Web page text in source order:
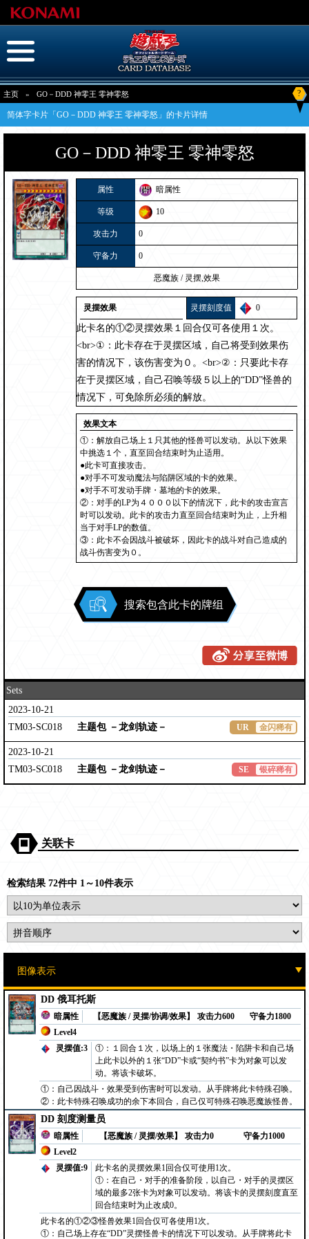
主页 » GO－DDD 神零王 零神零怒 ?
简体字卡片「GO－DDD 神零王 零神零怒」的卡片详情
GO－DDD 神零王 零神零怒
属性 暗属性
等级 10
攻击力 0
守备力 0
恶魔族 / 灵摆,效果
灵摆效果 灵摆刻度值 0
此卡名的①②灵摆效果１回合仅可各使用１次。
<br>①：此卡存在于灵摆区域，自己将受到效果伤
害的情况下，该伤害变为０。<br>②：只要此卡存
在于灵摆区域，自己召唤等级５以上的“DD”怪兽的
情况下，可免除所必须的解放。
效果文本
①：解放自己场上１只其他的怪兽可以发动。从以下效果
中挑选１个，直至回合结束时为止适用。
●此卡可直接攻击。
●对手不可发动魔法与陷阱区域的卡的效果。
●对手不可发动手牌・墓地的卡的效果。
②：对手的LP为４０００以下的情况下，此卡的攻击宣言
时可以发动。此卡的攻击力直至回合结束时为止，上升相
当于对手LP的数值。
③：此卡不会因战斗被破坏，因此卡的战斗对自己造成的
战斗伤害变为０。
搜索包含此卡的牌组
Sets
2023-10-21
TM03-SC018
主题包 －龙剑轨迹－ UR 金闪稀有
2023-10-21
TM03-SC018
主题包 －龙剑轨迹－ SE 银碎稀有
关联卡
检索结果 72件中 1～10件表示
DD 俄耳托斯
暗属性
【恶魔族 / 灵摆/协调/效果】
Level4
攻击力600 守备力1800
灵摆值:3
①：１回合１次，以场上的１张魔法・陷阱卡和自己场
上此卡以外的１张“DD”卡或“契约书”卡为对象可以发
动。将该卡破坏。
①：自己因战斗・效果受到伤害时可以发动。从手牌将此卡特殊召唤。
②：此卡特殊召唤成功的余下本回合，自己仅可特殊召唤恶魔族怪兽。
DD 刻度测量员
暗属性
【恶魔族 / 灵摆/效果】
Level2
攻击力0 守备力1000
灵摆值:9
此卡名的灵摆效果1回合仅可使用1次。
①：在自己・对手的准备阶段，以自己・对手的灵摆区
域的最多2张卡为对象可以发动。将该卡的灵摆刻度直至
回合结束时为止改成0。
此卡名的①②③怪兽效果1回合仅可各使用1次。
①：自己场上存在“DD”灵摆怪兽卡的情况下可以发动。从手牌将此卡